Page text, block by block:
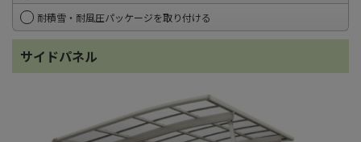
耐積雪・耐風圧パッケージを取り付ける
サイドパネル